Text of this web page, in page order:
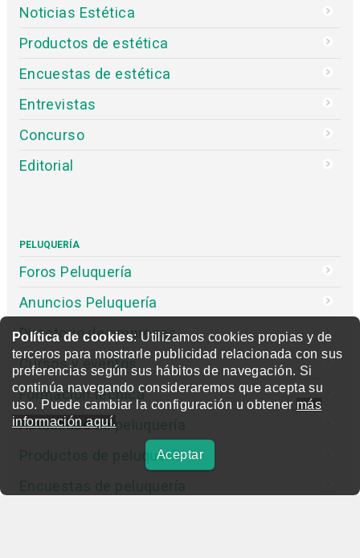
Política de cookies: Utilizamos cookies propias y de
terceros para mostrarle publicidad relacionada con sus
preferencias según sus hábitos de navegación. Si
continúa navegando consideraremos que acepta su
uso. Puede cambiar la configuración u obtener más
información aquí.
Aceptar
Noticias Estética
Productos de estética
Encuestas de estética
Entrevistas
Concurso
Editorial
PELUQUERÍA
Foros Peluquería
Anuncios Peluquería
Directorio de empresas
Cursos y eventos
Formación técnica
Actualidad de peluquería
Productos de peluquería
Encuestas de peluquería